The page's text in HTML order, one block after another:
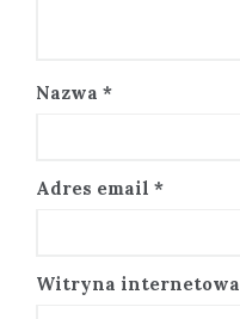
Nazwa *
Adres email *
Witryna internetowa